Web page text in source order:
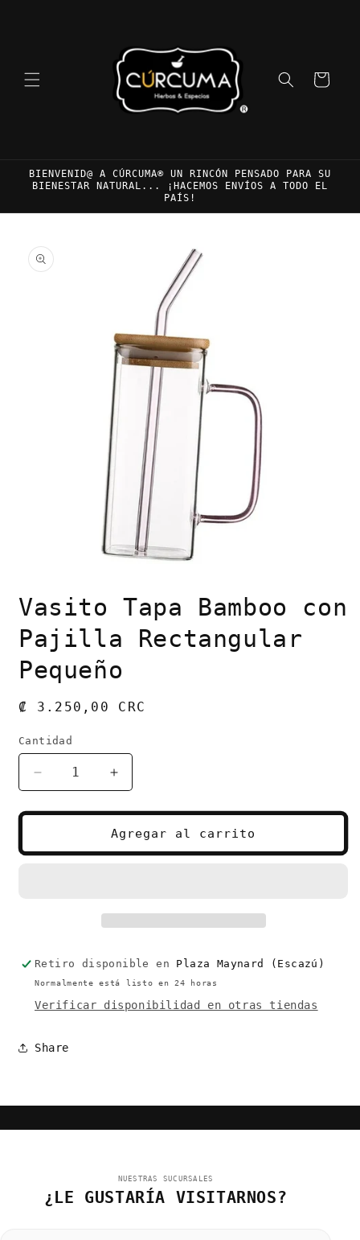
Carrito
BIENVENID@ A CÚRCUMA® UN RINCÓN PENSADO PARA SU
BIENESTAR NATURAL... ¡HACEMOS ENVÍOS A TODO EL
PAÍS!
a la
información
multimedia
1
en
una
ventana
modal
Vasito Tapa Bamboo con
Pajilla Rectangular
Pequeño
Precio
₡ 3.250,00 CRC
Cantidad
Cantidad
Reducir
cantidad
para
Rectangular
Aumentar
cantidad
para
Vasito
Rectangular
Pequeño
Agregar al carrito
Retiro disponible en Plaza Maynard (Escazú)
Normalmente está listo en 24 horas
Verificar disponibilidad en otras tiendas
Share
NUESTRAS SUCURSALES
¿LE GUSTARÍA VISITARNOS?